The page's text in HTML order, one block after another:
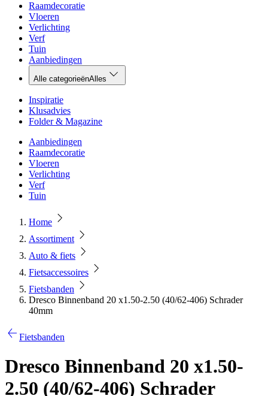
Raamdecoratie
Vloeren
Verlichting
Verf
Tuin
Aanbiedingen
Alle categorieënAlles
Inspiratie
Klusadvies
Folder & Magazine
Aanbiedingen
Raamdecoratie
Vloeren
Verlichting
Verf
Tuin
Home
Assortiment
Auto & fiets
Fietsaccessoires
Fietsbanden
Dresco Binnenband 20 x1.50-2.50 (40/62-406) Schrader
40mm
Fietsbanden
Dresco Binnenband 20 x1.50-
2.50 (40/62-406) Schrader